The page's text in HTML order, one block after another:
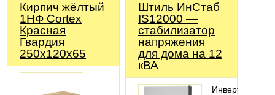
Кирпич жёлтый
1НФ Cortex
Красная
Гвардия
250х120х65
Штиль ИнСтаб
IS12000 —
стабилизатор
напряжения
для дома на 12
кВА
Инвертоный